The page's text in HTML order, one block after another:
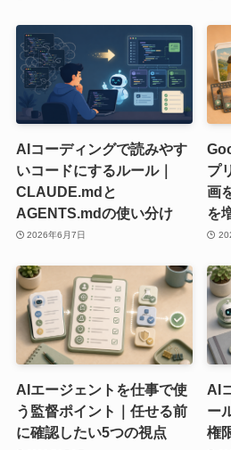
AIコーディングで読みやす
いコードにするルール｜
CLAUDE.mdと
AGENTS.mdの使い分け
2026年6月7日
プ
画
を
AIエージェントを仕事で使
う監督ポイント｜任せる前
に確認したい5つの視点
AI
ー
権